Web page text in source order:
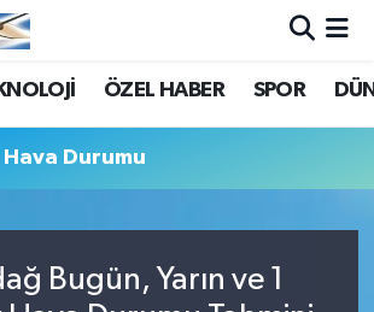
ÖZEL HABER SPOR
Durumu
Bugün, Yarın ve 1